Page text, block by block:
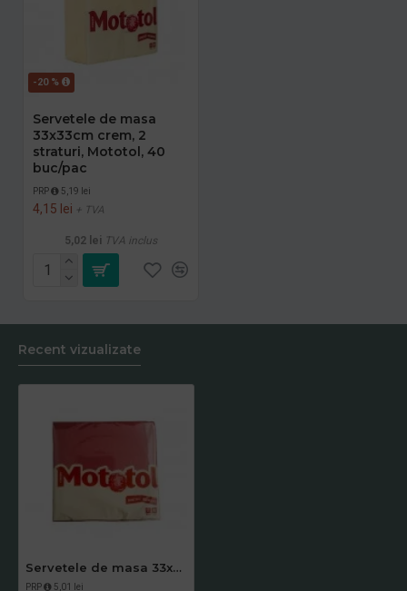
-20 %
Servetele de masa
33x33cm crem, 2
straturi, Mototol, 40
buc/pac
PRP 5,19 lei
4,15 lei + TVA
5,02 lei TVA inclus
Recent vizualizate
Servetele de masa 33x33cm bordo, 2 straturi, Mototol, 40buc/pac
PRP 5,01 lei